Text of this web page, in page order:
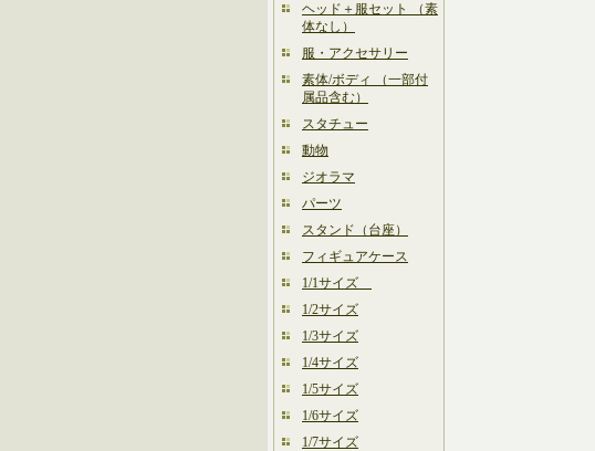
ヘッド＋服セット （素
体なし）
服・アクセサリー
素体/ボディ （一部付
属品含む）
スタチュー
動物
ジオラマ
パーツ
スタンド（台座）
フィギュアケース
1/1サイズ
1/2サイズ
1/3サイズ
1/4サイズ
1/5サイズ
1/6サイズ
1/7サイズ